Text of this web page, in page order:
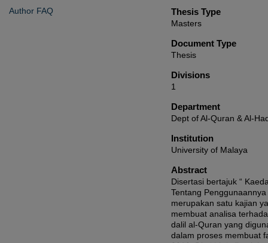
Thesis Type
Masters
Document Type
Thesis
Divisions
1
Department
Dept of Al-Quran & Al-
Institution
University of Malaya
Abstract
Disertasi bertajuk “
Tentang
merupakan satu kajian
membuat analisa
dalil al-Quran yang
dalam proses membuat
Author FAQ